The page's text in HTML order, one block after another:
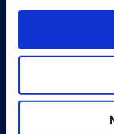
OPplus